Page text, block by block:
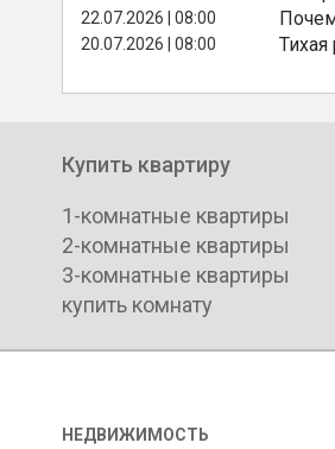
22.07.2026 | 08:00
20.07.2026 | 08:00
Купить квартиру
1-комнатные квартиры
2-комнатные квартиры
3-комнатные квартиры
купить комнату
НЕДВИЖИМОСТЬ